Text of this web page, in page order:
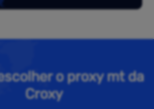
o proxy mt da
Croxy